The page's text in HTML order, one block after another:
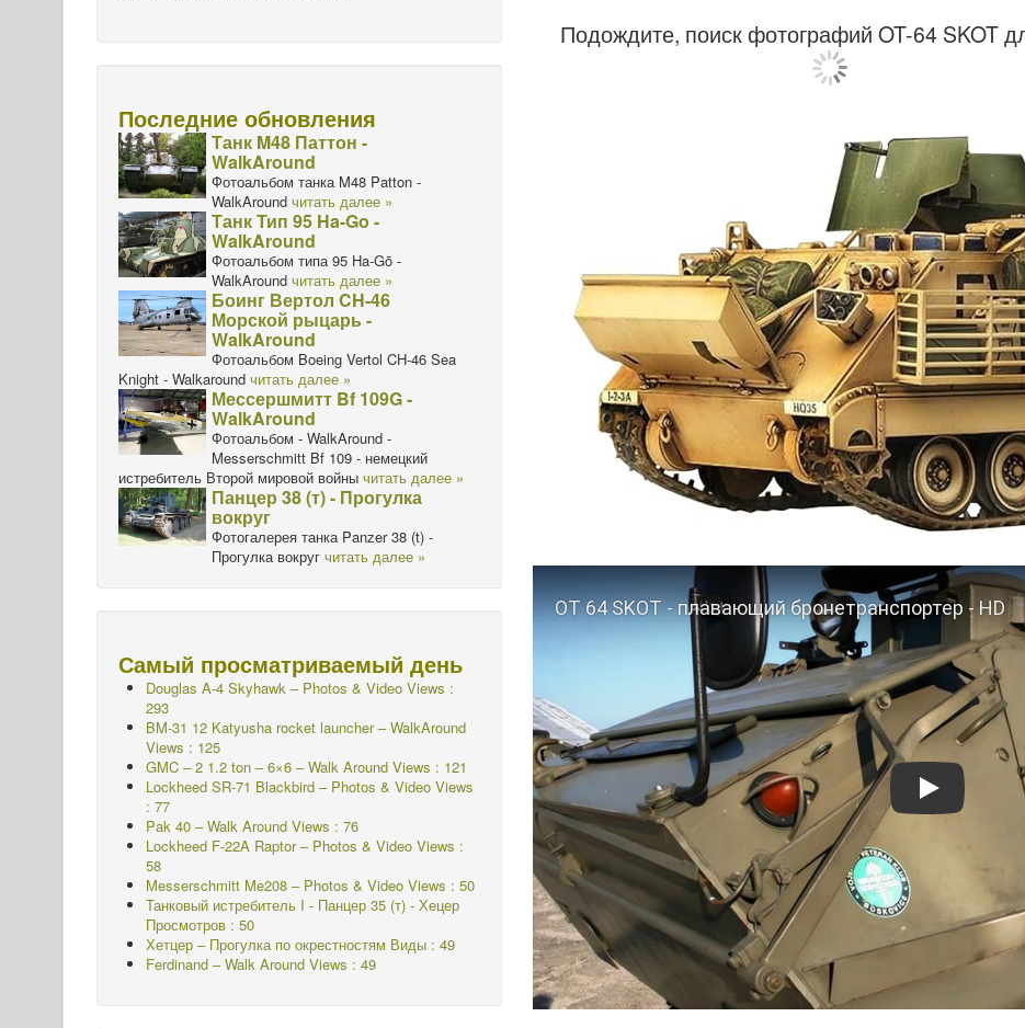
Подождите, поиск фотографий OT-64 SKOT
Play
Последние обновления
Танк M48 Паттон -
WalkAround
Фотоальбом танка M48 Patton -
WalkAround читать далее »
Танк Тип 95 Ha-Go -
WalkAround
Фотоальбом типа 95 Ha-Gō -
WalkAround читать далее »
Боинг Вертол CH-46
Морской рыцарь -
WalkAround
Фотоальбом Boeing Vertol CH-46 Sea
Knight - Walkaround читать далее »
Мессершмитт Bf 109G -
WalkAround
Фотоальбом - WalkAround -
Messerschmitt Bf 109 - немецкий
истребитель Второй мировой войны читать далее »
Панцер 38 (т) - Прогулка
вокруг
Фотогалерея танка Panzer 38 (t) -
Прогулка вокруг читать далее »
Самый просматриваемый день
Douglas A-4 Skyhawk – Photos & Video Views :
293
BM-31 12 Katyusha rocket launcher – WalkAround
Views : 125
GMC – 2 1.2 ton – 6×6 – Walk Around Views : 121
Lockheed SR-71 Blackbird – Photos & Video Views
: 77
Pak 40 – Walk Around Views : 76
Lockheed F-22A Raptor – Photos & Video Views :
58
Messerschmitt Me208 – Photos & Video Views : 50
Танковый истребитель I - Панцер 35 (т) - Хецер
Просмотров : 50
Хетцер – Прогулка по окрестностям Виды : 49
Ferdinand – Walk Around Views : 49